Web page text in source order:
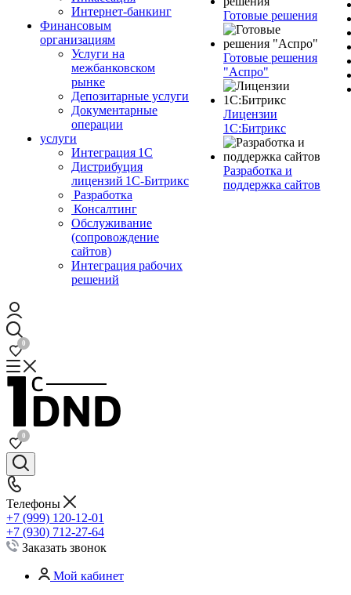
Интернет-банкинг
Финансовым
организациям
Услуги на
межбанковском
рынке
Депозитарные услуги
Документарные
операции
услуги
Интеграция 1С
Дистрибуция
лицензий 1С‑Битрикс
Разработка
Консалтинг
Обслуживание
(сопровождение
сайтов)
Интеграция рабочих
решений
Готовые решения
Готовые решения
"Аспро"
Лицензии
1С:Битрикс
Разработка и
поддержка сайтов
0
0
Телефоны
+7 (999) 120-12-01
+7 (930) 712-27-64
Заказать звонок
Мой кабинет